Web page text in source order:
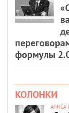
формулы
КОЛОНКИ
АЛИСА